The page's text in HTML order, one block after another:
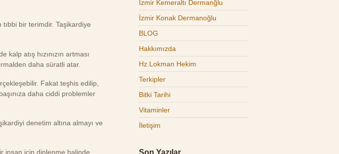
tıbbi bir terimdir. Taşikardiye
atış hızınızın artması
daha süratli atar.
Fakat teşhis edilip,
daha ciddi problemler
denetim altına almayı ve
insan için dinlenme halinde,
İzmir Kemeraltı Dermanğlu
İzmir Konak Dermanoğlu
BLOG
Hakkımızda
Hz.Lokman Hekim
Terkipler
Bitki Tarihi
Vitaminler
İletişim
Son Yazılar